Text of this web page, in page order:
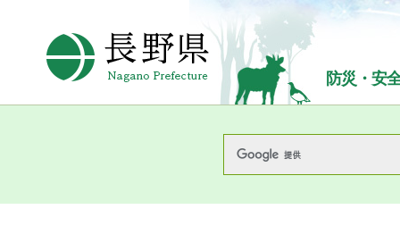
長野県Nagano Prefecture
防災・安